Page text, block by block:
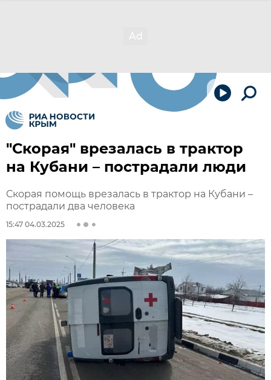
"Скорая" врезалась в трактор
на Кубани – пострадали люди
Скорая помощь врезалась в трактор на Кубани –
пострадали два человека
15:47 04.03.2025